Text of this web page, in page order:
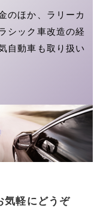
のほか、ラリーカ
シック車改造の経
自動車も取り扱い
気軽にどうぞ